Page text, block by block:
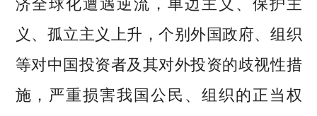
济全球化遭遇逆流，单边主义、保护主
义、孤立主义上升，个别外国政府、组织
等对中国投资者及其对外投资的歧视性措
施，严重损害我国公民、组织的正当权